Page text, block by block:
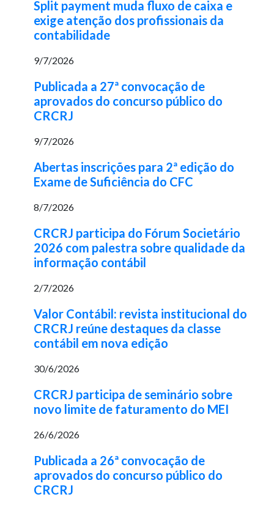
Split payment muda fluxo de caixa e
exige atenção dos profissionais da
contabilidade
9/7/2026
Publicada a 27ª convocação de
aprovados do concurso público do
CRCRJ
9/7/2026
Abertas inscrições para 2ª edição do
Exame de Suficiência do CFC
8/7/2026
CRCRJ participa do Fórum Societário
2026 com palestra sobre qualidade da
informação contábil
2/7/2026
Valor Contábil: revista institucional do
CRCRJ reúne destaques da classe
contábil em nova edição
30/6/2026
CRCRJ participa de seminário sobre
novo limite de faturamento do MEI
26/6/2026
Publicada a 26ª convocação de
aprovados do concurso público do
CRCRJ